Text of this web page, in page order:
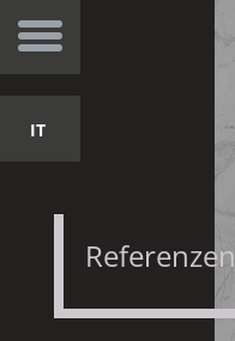
IT
Referenzen